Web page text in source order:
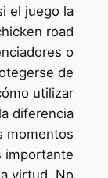
el juego la
road
o
de
utilizar
diferencia
momentos
importante